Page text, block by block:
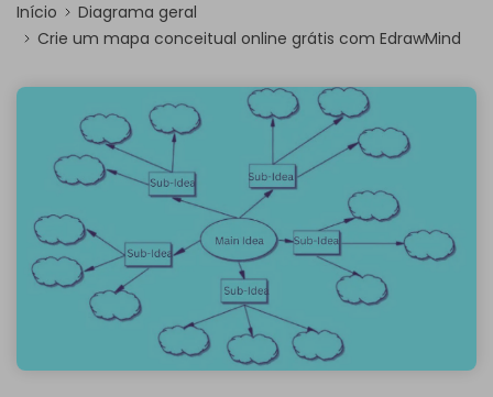
Início
Diagrama geral
Crie um mapa conceitual online grátis com EdrawMind